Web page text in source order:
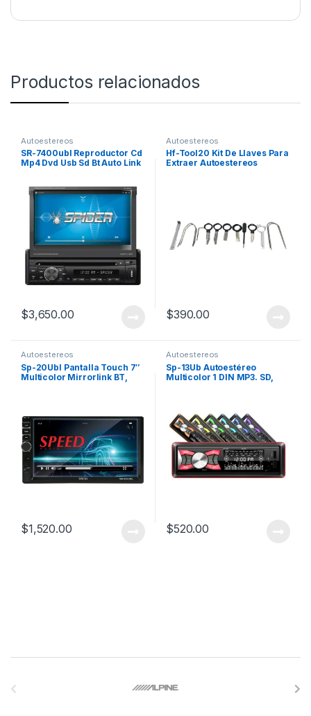
Productos relacionados
Autoestereos
SR-7400ubl Reproductor Cd
Mp4 Dvd Usb Sd Bt Auto Link
$3,650.00
Autoestereos
Hf-Tool20 Kit De Llaves Para
Extraer Autoestereos
$390.00
Autoestereos
Sp-20Ubl Pantalla Touch 7″
Multicolor Mirrorlink BT,
$1,520.00
Autoestereos
Sp-13Ub Autoestéreo
Multicolor 1 DIN MP3. SD,
$520.00